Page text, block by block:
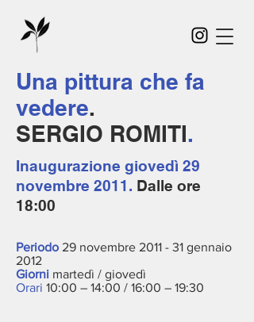
Una pittura che fa
vedere.
SERGIO ROMITI.
Inaugurazione giovedì 29
novembre 2011. Dalle ore
18:00
Periodo 29 novembre 2011 - 31 gennaio
2012
Giorni martedì / giovedì
Orari 10:00 – 14:00 / 16:00 – 19:30